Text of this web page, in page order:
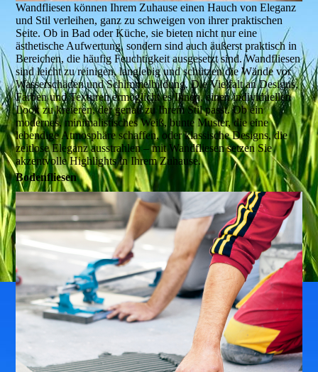
Wandfliesen können Ihrem Zuhause einen Hauch von Eleganz
und Stil verleihen, ganz zu schweigen von ihrer praktischen
Seite. Ob in Bad oder Küche, sie bieten nicht nur eine
ästhetische Aufwertung, sondern sind auch äußerst praktisch in
Bereichen, die häufig Feuchtigkeit ausgesetzt sind. Wandfliesen
sind leicht zu reinigen, langlebig und schützen die Wände vor
Wasserschäden und Schimmelbildung. Die Vielfalt an Designs,
Farben und Texturen ermöglicht es Ihnen, einen individuellen
Look zu kreieren, der genau zu Ihrem Stil passt. Ob ein
modernes, minimalistisches Weiß, bunte Muster, die eine
lebendige Atmosphäre schaffen, oder klassische Designs, die
zeitlose Eleganz ausstrahlen – mit Wandfliesen setzen Sie
akzentvolle Highlights in Ihrem Zuhause.
Bodenfliesen